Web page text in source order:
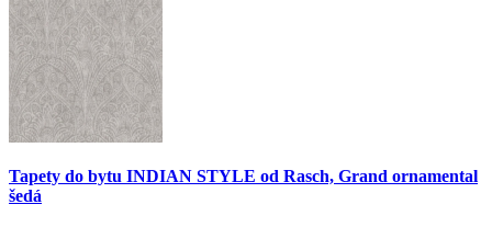
Tapety do bytu INDIAN STYLE od Rasch, Grand ornamental
šedá